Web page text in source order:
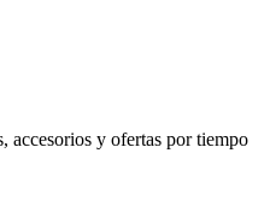
accesorios y ofertas por tiempo